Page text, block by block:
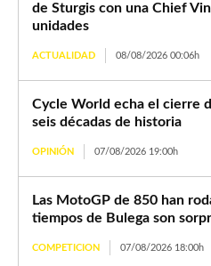
de Sturgis con una Chief
unidades
ACTUALIDAD 08/08/2026 00:06h
Cycle World echa el cierre
seis décadas de historia
OPINIÓN 07/08/2026 19:00h
Las MotoGP de 850 han
tiempos de Bulega son
COMPETICION 07/08/2026 18:00h